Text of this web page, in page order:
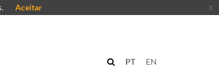
EN
PT
Aceitar x